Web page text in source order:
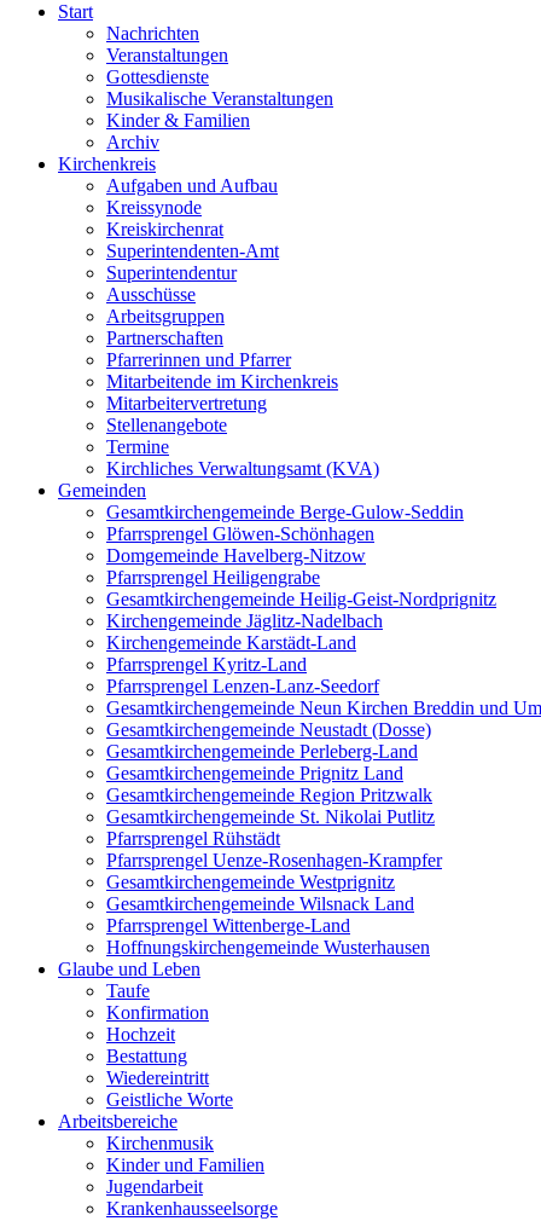
Start
Nachrichten
Veranstaltungen
Gottesdienste
Musikalische Veranstaltungen
Kinder & Familien
Archiv
Kirchenkreis
Aufgaben und Aufbau
Kreissynode
Kreiskirchenrat
Superintendenten-Amt
Superintendentur
Ausschüsse
Arbeitsgruppen
Partnerschaften
Pfarrerinnen und Pfarrer
Mitarbeitende im Kirchenkreis
Mitarbeitervertretung
Stellenangebote
Termine
Kirchliches Verwaltungsamt (KVA)
Gemeinden
Gesamtkirchengemeinde Berge-Gulow-Seddin
Pfarrsprengel Glöwen-Schönhagen
Domgemeinde Havelberg-Nitzow
Pfarrsprengel Heiligengrabe
Gesamtkirchengemeinde Heilig-Geist-Nordprignitz
Kirchengemeinde Jäglitz-Nadelbach
Kirchengemeinde Karstädt-Land
Pfarrsprengel Kyritz-Land
Pfarrsprengel Lenzen-Lanz-Seedorf
Gesamtkirchengemeinde Neun Kirchen Breddin und
Gesamtkirchengemeinde Neustadt (Dosse)
Gesamtkirchengemeinde Perleberg-Land
Gesamtkirchengemeinde Prignitz Land
Gesamtkirchengemeinde Region Pritzwalk
Gesamtkirchengemeinde St. Nikolai Putlitz
Pfarrsprengel Rühstädt
Pfarrsprengel Uenze-Rosenhagen-Krampfer
Gesamtkirchengemeinde Westprignitz
Gesamtkirchengemeinde Wilsnack Land
Pfarrsprengel Wittenberge-Land
Hoffnungskirchengemeinde Wusterhausen
Glaube und Leben
Taufe
Konfirmation
Hochzeit
Bestattung
Wiedereintritt
Geistliche Worte
Arbeitsbereiche
Kirchenmusik
Kinder und Familien
Jugendarbeit
Krankenhausseelsorge